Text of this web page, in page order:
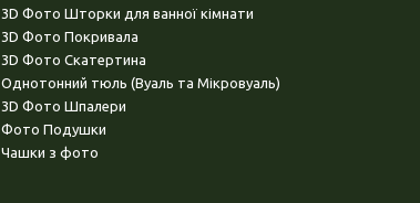
3D Фото Шторки для ванної кімнати
3D Фото Покривала
3D Фото Скатертина
Однотонний тюль (Вуаль та Мікровуаль)
3D Фото Шпалери
Фото Подушки
Чашки з фото